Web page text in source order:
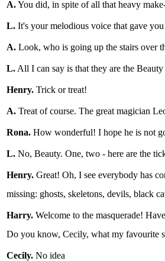
A.You did, in spite of all that heavy
L. It's your melodious voice that gave
A. Look, who is going up the stairs over
L. All I can say is that they are the Beauty
Henry. Trick or treat!
A. Treat of course. The great magician
Rona. How wonderful! I hope he is not
L. No, Beauty. One, two - here are the
Henry. Great! Oh, I see everybody has
missing: ghosts, skeletons, devils, black
Harry. Welcome to the masquerade!
Do you know, Cecily, what my favourite
Cecily. No idea